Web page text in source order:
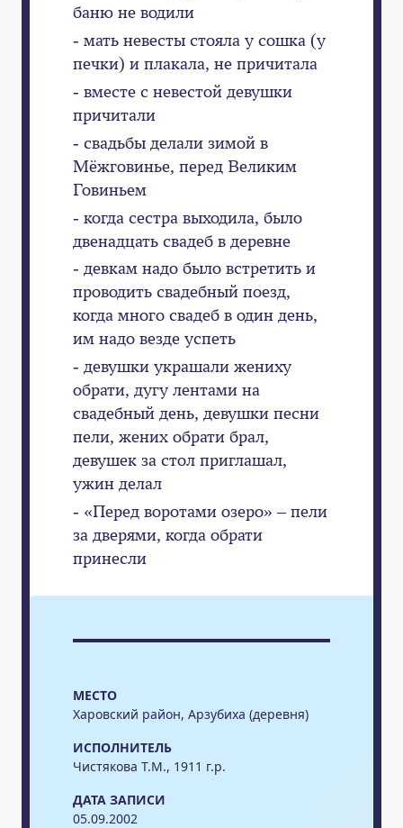
МЕСТО
Харовский район, Арзубиха (деревня)
ИСПОЛНИТЕЛЬ
Чистякова Т.М., 1911 г.р.
ДАТА ЗАПИСИ
05.09.2002
баню не водили
- мать невесты стояла у сошка (у
печки) и плакала, не причитала
- вместе с невестой девушки
причитали
- свадьбы делали зимой в
Мёжговинье, перед Великим
Говиньем
- когда сестра выходила, было
двенадцать свадеб в деревне
- девкам надо было встретить и
проводить свадебный поезд,
когда много свадеб в один день,
им надо везде успеть
- девушки украшали жениху
обрати, дугу лентами на
свадебный день, девушки песни
пели, жених обрати брал,
девушек за стол приглашал,
ужин делал
- «Перед воротами озеро» – пели
за дверями, когда обрати
принесли